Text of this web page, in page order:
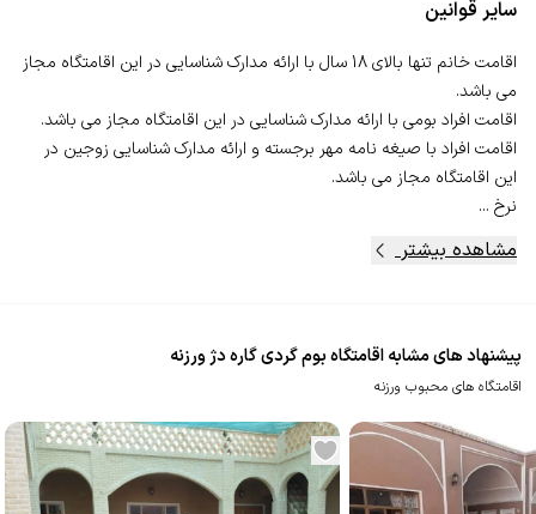
سایر قوانین
اقامت خانم تنها بالای 18 سال با ارائه مدارک شناسایی در این اقامتگاه مجاز
اقامت افراد با صیغه نامه مهر برجسته و ارائه مدارک شناسایی زوجین در
نرخ ...
مشاهده بیشتر
پیشنهاد های مشابه اقامتگاه بوم گردی گاره دژ ورزنه
اقامتگاه های محبوب ورزنه